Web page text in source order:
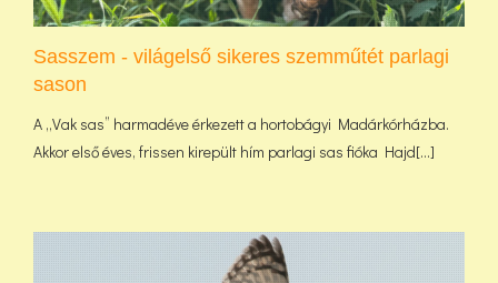
Sasszem - világelső sikeres szemműtét parlagi
sason
A „Vak sas” harmadéve érkezett a hortobágyi Madárkórházba.
Akkor első éves, frissen kirepült hím parlagi sas fióka Hajd[...]